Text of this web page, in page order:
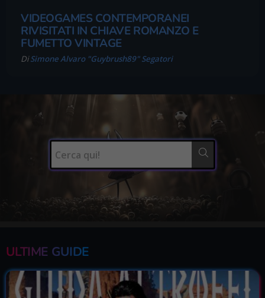
VIDEOGAMES CONTEMPORANEI
RIVISITATI IN CHIAVE ROMANZO E
FUMETTO VINTAGE
DiSimone Alvaro "Guybrush89" Segatori
Cerca
qui!
ULTIME GUIDE